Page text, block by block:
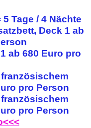
5 Tage / 4 Nächte
Deck 1 ab
ab 680 Euro pro
pro Person
pro Person